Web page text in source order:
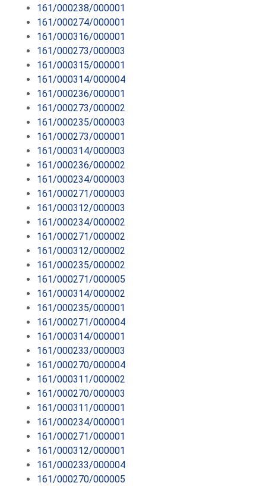
161/000238/000001
161/000274/000001
161/000316/000001
161/000273/000003
161/000315/000001
161/000314/000004
161/000236/000001
161/000273/000002
161/000235/000003
161/000273/000001
161/000314/000003
161/000236/000002
161/000234/000003
161/000271/000003
161/000312/000003
161/000234/000002
161/000271/000002
161/000312/000002
161/000235/000002
161/000271/000005
161/000314/000002
161/000235/000001
161/000271/000004
161/000314/000001
161/000233/000003
161/000270/000004
161/000311/000002
161/000270/000003
161/000311/000001
161/000234/000001
161/000271/000001
161/000312/000001
161/000233/000004
161/000270/000005